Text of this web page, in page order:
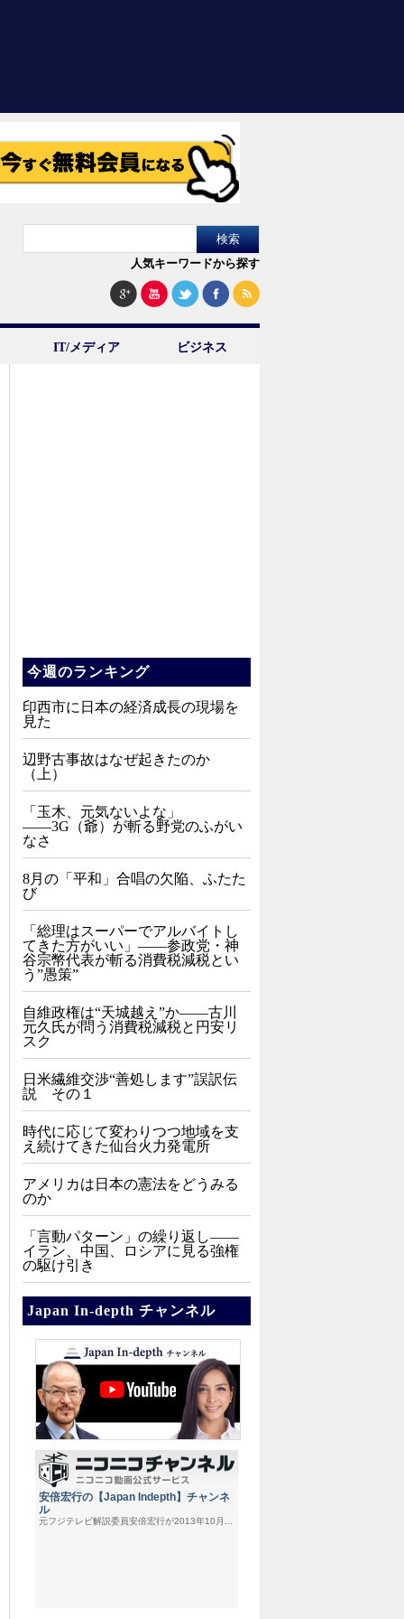
人気キーワードから探す
IT/メディア ビジネス
今週のランキング
印西市に日本の経済成長の現場を
見た
辺野古事故はなぜ起きたのか
（上）
「玉木、元気ないよな」
――3G（爺）が斬る野党のふがい
なさ
8月の「平和」合唱の欠陥、ふたた
び
「総理はスーパーでアルバイトし
てきた方がいい」――参政党・神
谷宗幣代表が斬る消費税減税とい
う”愚策”
自維政権は“天城越え”か――古川
元久氏が問う消費税減税と円安リ
スク
日米繊維交渉“善処します”誤訳伝
説 その１
時代に応じて変わりつつ地域を支
え続けてきた仙台火力発電所
アメリカは日本の憲法をどうみる
のか
「言動パターン」の繰り返し――
イラン、中国、ロシアに見る強権
の駆け引き
Japan In-depth チャンネル